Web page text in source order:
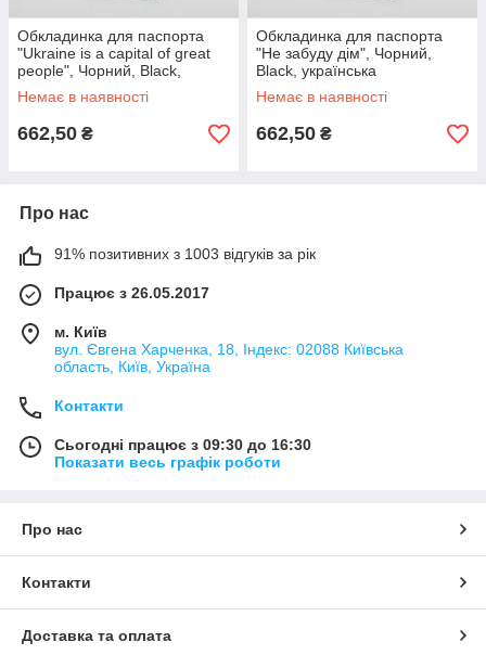
Обкладинка для паспорта
"Ukraine is a capital of great
people", Чорний, Black,
англійська
Немає в наявності
662,50 ₴
Обкладинка для паспорта
"Не забуду дім", Чорний,
Black, українська
Немає в наявності
662,50 ₴
Про нас
91% позитивних з 1003 відгуків за рік
Працює з 26.05.2017
м. Київ
вул. Євгена Харченка, 18, Індекс: 02088 Київська
область, Київ, Україна
Контакти
Сьогодні працює з 09:30 до 16:30
Показати весь графік роботи
Про нас
Контакти
Доставка та оплата